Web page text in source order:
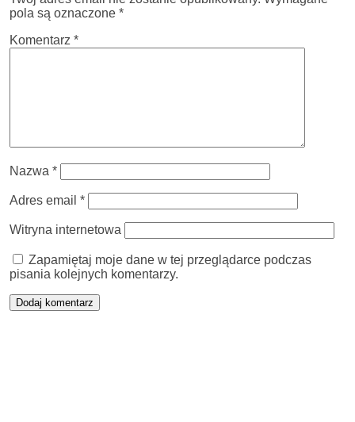
pola są oznaczone *
Komentarz *
Nazwa *
Adres email *
Witryna internetowa
Zapamiętaj moje dane w tej przeglądarce podczas
pisania kolejnych komentarzy.